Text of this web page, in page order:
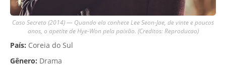
Caso Secreto (2014) — Quando ela conhece Lee Seon-Jae, de vinte e poucos
anos, o apetite de Hye-Won pela paixão. (Creditos: Reproducao)
País: Coreia do Sul
Gênero: Drama